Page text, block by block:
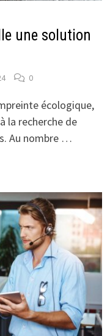
une solution
0
écologique,
la recherche de
Au nombre …